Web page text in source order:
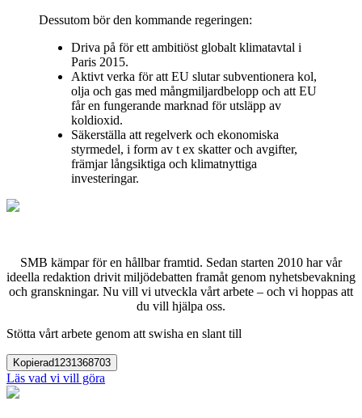
Dessutom bör den kommande regeringen:
Driva på för ett ambitiöst globalt klimatavtal i
Paris 2015.
Aktivt verka för att EU slutar subventionera kol,
olja och gas med mångmiljardbelopp och att EU
får en fungerande marknad för utsläpp av
koldioxid.
Säkerställa att regelverk och ekonomiska
styrmedel, i form av t ex skatter och avgifter,
främjar långsiktiga och klimatnyttiga
investeringar.
SMB kämpar för en hållbar framtid. Sedan starten 2010 har vår
ideella redaktion drivit miljödebatten framåt genom nyhetsbevakning
och granskningar. Nu vill vi utveckla vårt arbete – och vi hoppas att
du vill hjälpa oss.
Stötta vårt arbete genom att swisha en slant till
Kopierad1231368703
Läs vad vi vill göra